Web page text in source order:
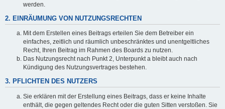
werden.
2. EINRÄUMUNG VON NUTZUNGSRECHTEN
Mit dem Erstellen eines Beitrags erteilen Sie dem Betreiber ein
einfaches, zeitlich und räumlich unbeschränktes und unentgeltliches
Recht, Ihren Beitrag im Rahmen des Boards zu nutzen.
Das Nutzungsrecht nach Punkt 2, Unterpunkt a bleibt auch nach
Kündigung des Nutzungsvertrages bestehen.
3. PFLICHTEN DES NUTZERS
Sie erklären mit der Erstellung eines Beitrags, dass er keine Inhalte
enthält, die gegen geltendes Recht oder die guten Sitten verstoßen. Sie